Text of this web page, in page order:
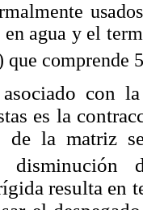
agua y el
que comprende
con
es la
de la matriz
resulta en